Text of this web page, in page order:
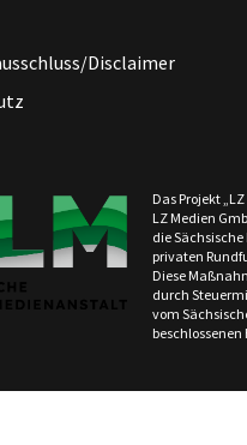
Disclaimer
Das Projekt
LZ Medien
die
privaten
Diese
durch
vom